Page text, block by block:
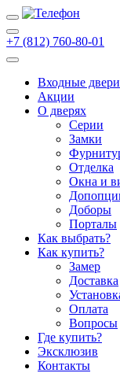
+7 (812) 760-80-01
Входные двери
Акции
О дверях
Cерии
Замки
Отделка
Окна и
Доборы
Порталы
Как выбрать?
Как купить?
Замер
Доставка
Оплата
Вопросы
Где купить?
Эксклюзив
Контакты